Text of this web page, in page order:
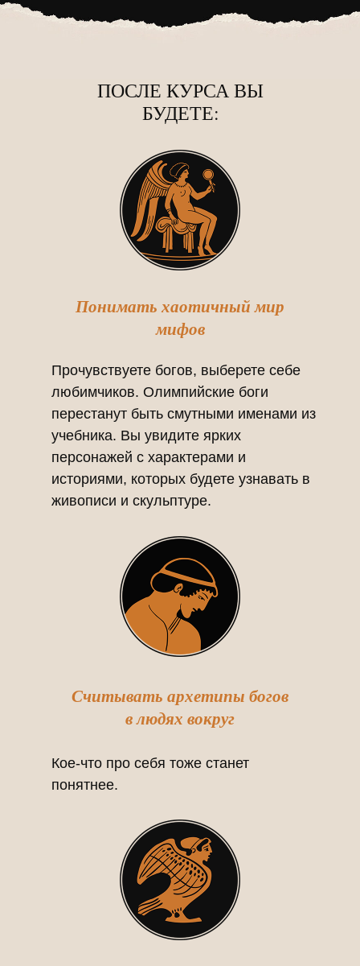
Понимать хаотичный мир
мифов
Прочувствуете богов, выберете себе
любимчиков. Олимпийские боги
перестанут быть смутными именами из
учебника. Вы увидите ярких
персонажей с характерами и
историями, которых будете узнавать в
живописи и скульптуре.
ПОСЛЕ КУРСА ВЫ
БУДЕТЕ:
Считывать архетипы богов
в людях вокруг
Кое-что про себя тоже станет
понятнее.